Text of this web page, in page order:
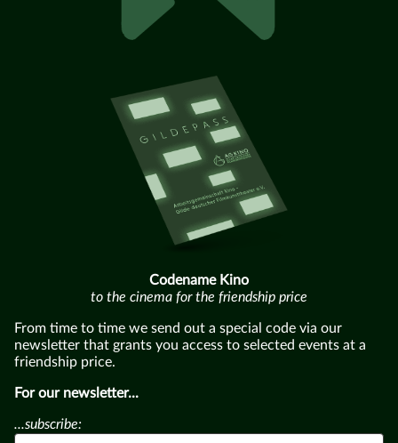
Codename Kino
to the cinema for the friendship price
From time to time we send out a special code via our
newsletter that grants you access to selected events at a
friendship price.
For our newsletter...
...subscribe: